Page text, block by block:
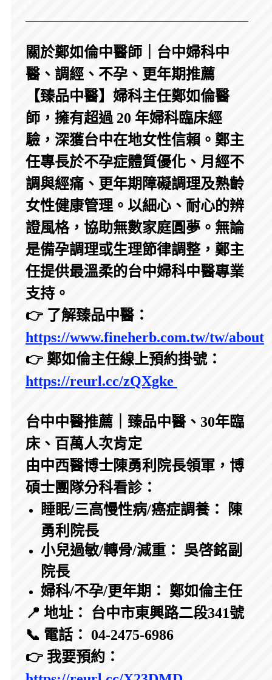
關於鄭如倫中醫師｜台中婦科中
醫、調經、不孕、更年期推薦
【臻品中醫】婦科主任鄭如倫醫
師，擁有超過 20 年婦科臨床經
驗，深獲台中在地女性信賴。鄭主
任專長於不孕症體質優化、月經不
調與經痛、更年期障礙調理及熟齡
女性健康管理。以細心、耐心的辨
證風格，協助無數家庭圓夢。無論
是備孕調理或生理節律調整，鄭主
任提供最溫柔的台中婦科中醫專業
支持。
👉 了解臻品中醫：
https://www.fineherb.com.tw/tw/about
👉 鄭如倫主任線上預約掛號：
https://reurl.cc/zQXgke
台中中醫推薦｜臻品中醫、30年臨
床、百萬人次肯定
由中西醫博士陳勇利院長領軍，博
碩士團隊分科看診：
睡眠/三高慢性病/癌症調養： 陳
勇利院長
小兒過敏/轉骨/減重： 吳啓銘副
院長
婦科/不孕/更年期： 鄭如倫主任
📍 地址： 台中市東興路二段341號
📞 電話： 04-2475-6986
👉 我要預約：